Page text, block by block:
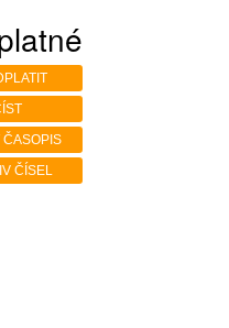
ČASOPIS
ČÍSEL